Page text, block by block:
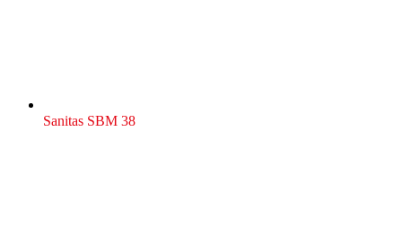
Sanitas SBM 38